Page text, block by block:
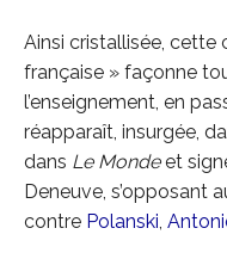
Ainsi cristallisée, cette
française » façonne
l’enseignement, en
réapparaît, insurgée,
dans Le Mondeet
Deneuve, s’opposant
contre Polanski